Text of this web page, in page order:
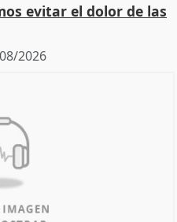
evitar el dolor de las
2026